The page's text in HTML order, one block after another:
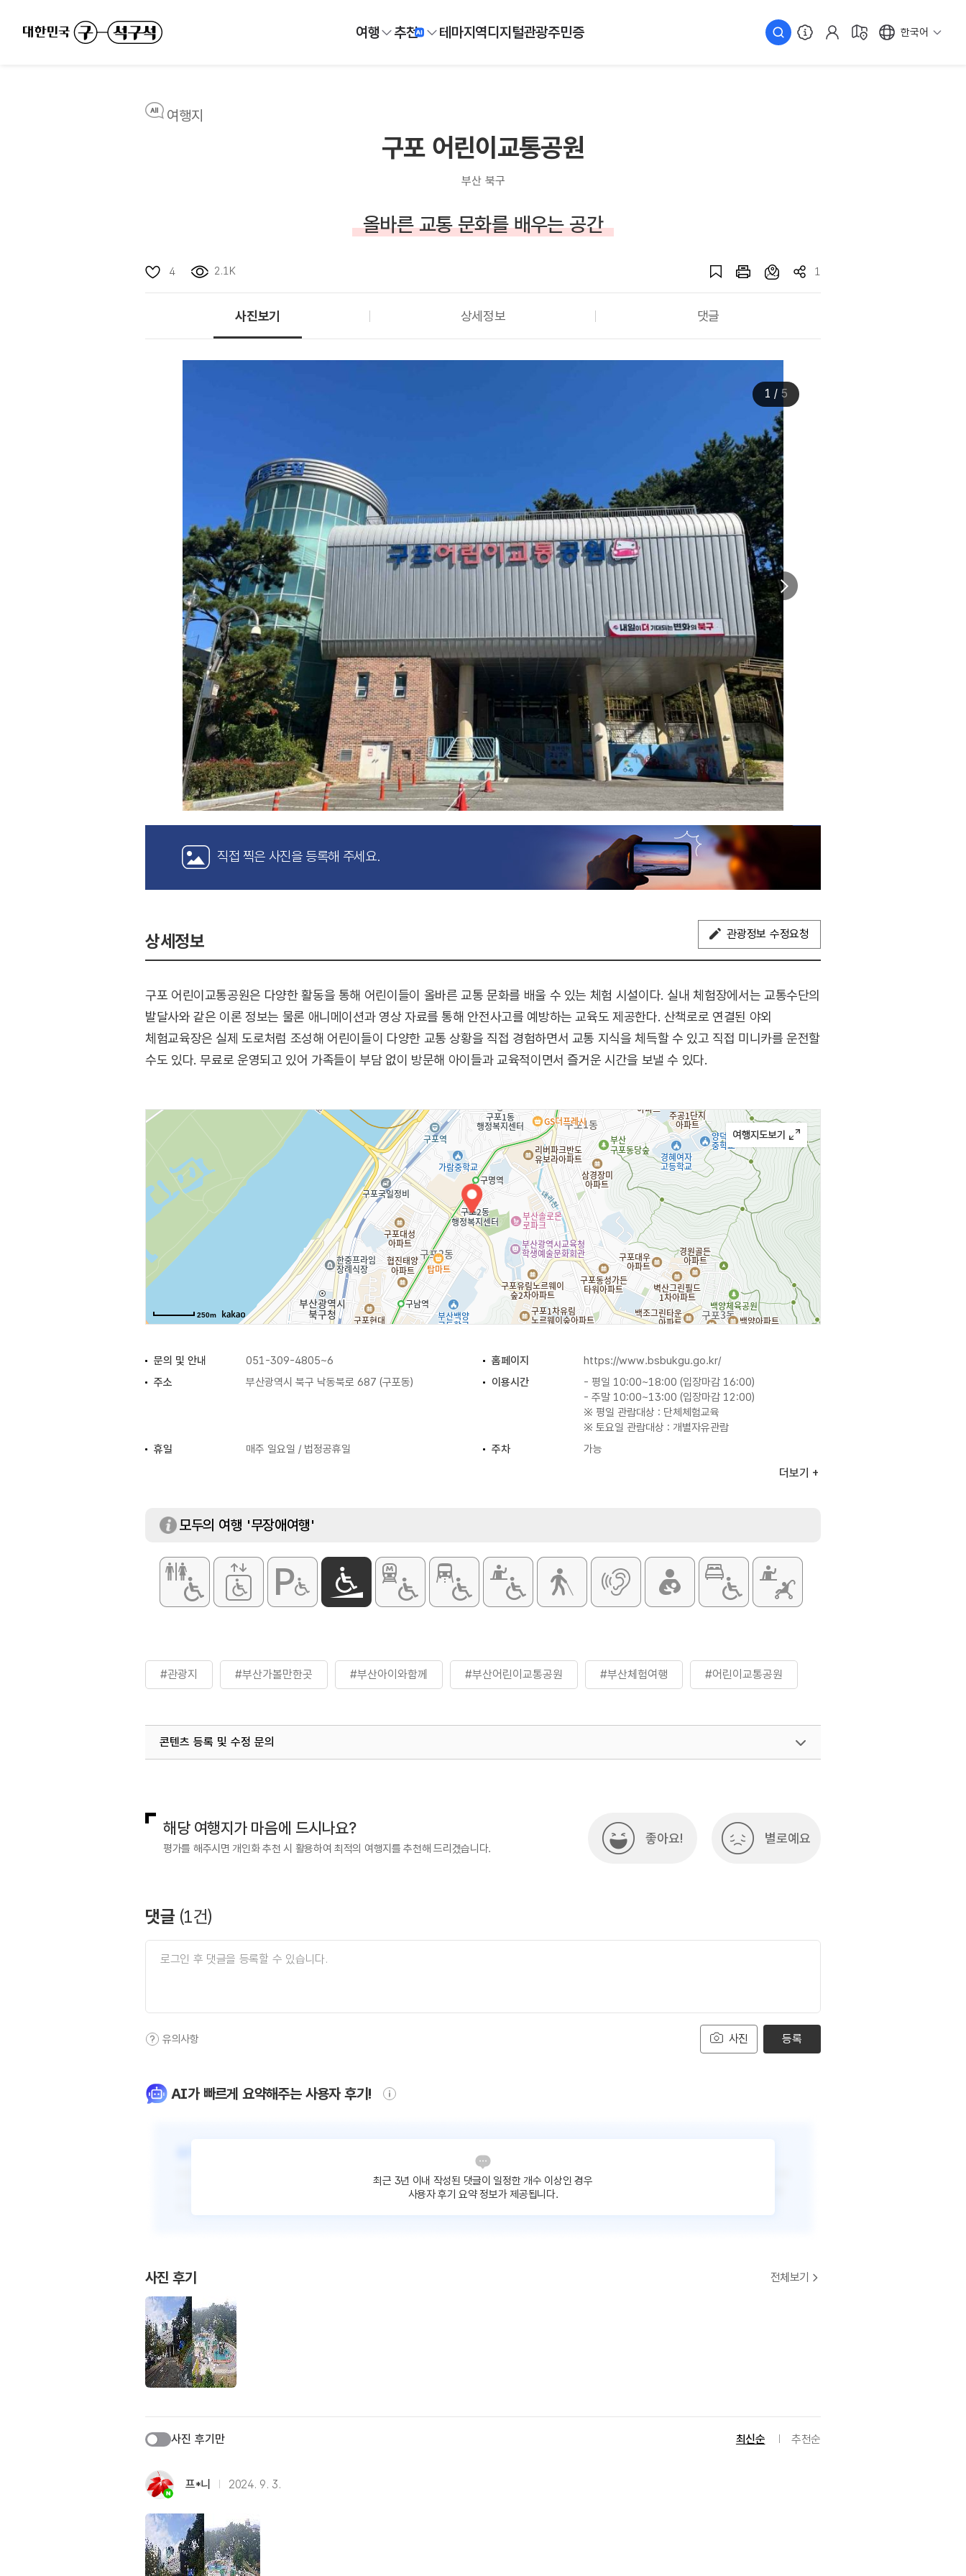
여행 추천 테마지역디지털관광주민증 한국어
여행지
구포 어린이교통공원
부산 북구
올바른 교통 문화를 배우는 공간
4 2.1K 1
사진보기 상세정보 댓글
1 / 5
직접 찍은 사진을 등록해 주세요.
상세정보 관광정보 수정요청
구포 어린이교통공원은 다양한 활동을 통해 어린이들이 올바른 교통 문화를 배울 수 있는 체험 시설이다. 실내 체험장에서는 교통수단의
발달사와 같은 이론 정보는 물론 애니메이션과 영상 자료를 통해 안전사고를 예방하는 교육도 제공한다. 산책로로 연결된 야외
체험교육장은 실제 도로처럼 조성해 어린이들이 다양한 교통 상황을 직접 경험하면서 교통 지식을 체득할 수 있고 직접 미니카를 운전할
수도 있다. 무료로 운영되고 있어 가족들이 부담 없이 방문해 아이들과 교육적이면서 즐거운 시간을 보낼 수 있다.
250m
문의 및 안내 051-309-4805~6 홈페이지
https://www.bsbukgu.go.kr/
주소
부산광역시 북구 낙동북로 687 (구포동) 이용시간
- 평일 10:00~18:00 (입장마감 16:00)
- 주말 10:00~13:00 (입장마감 12:00)
※ 평일 관람대상 : 단체체험교육
※ 토요일 관람대상 : 개별자유관람
휴일
매주 일요일 / 법정공휴일 주차
가능
주차요금
무료 입장료 무료
더보기
모두의 여행 '무장애여행'
#관광지 #부산가볼만한곳 #부산아이와함께 #부산어린이교통공원 #부산체험여행 #어린이교통공원
콘텐츠 등록 및 수정 문의
해당 여행지가 마음에 드시나요?
평가를 해주시면 개인화 추천 시 활용하여 최적의 여행지를 추천해 드리겠습니다.
좋아요! 별로예요
댓글 (1건)
사진
유의사항 등록
AI가 빠르게 요약해주는 사용자 후기!
최근 3년 이내 작성된 댓글이 일정한 개수 이상인 경우
사용자 후기 요약 정보가 제공됩니다.
사진 후기 전체보기
사진 후기만 최신순 추천순
프*니 2024. 9. 3.